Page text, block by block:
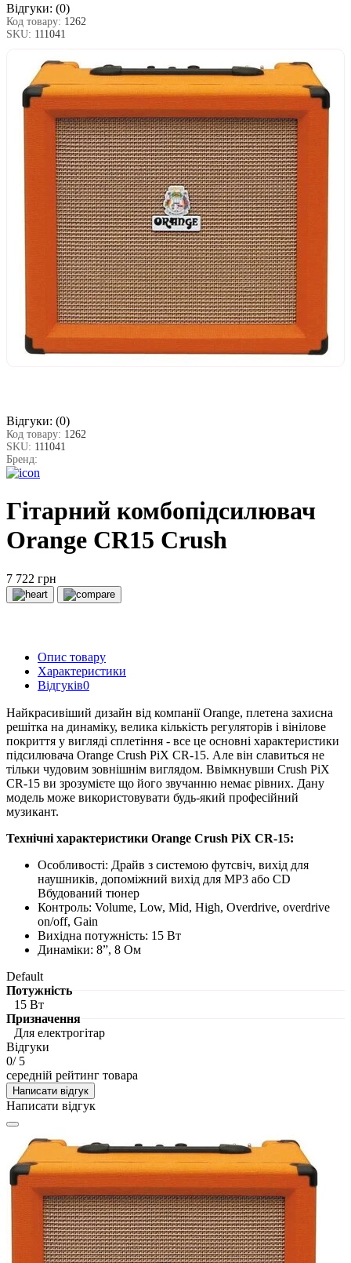
Відгуки: (0)
Код товару: 1262
SKU: 111041
Відгуки: (0)
Код товару: 1262
SKU: 111041
Бренд:
Гітарний комбопідсилювач
Orange CR15 Crush
7 722 грн
Опис товару
Характеристики
Відгуків0
Найкрасивіший дизайн від компанії Orange, плетена захисна
решітка на динаміку, велика кількість регуляторів і вінілове
покриття у вигляді сплетіння - все це основні характеристики
підсилювача Orange Crush PiX CR-15. Але він славиться не
тільки чудовим зовнішнім виглядом. Ввімкнувши Crush PiX
CR-15 ви зрозумієте що його звучанню немає рівних. Дану
модель може використовувати будь-який професійний
музикант.
Технічні характеристики Orange Crush PiX CR-15:
Особливості: Драйв з системою футсвіч, вихід для
наушників, допоміжний вихід для MP3 або CD
Вбудований тюнер
Контроль: Volume, Low, Mid, High, Overdrive, overdrive
on/off, Gain
Вихідна потужність: 15 Вт
Динаміки: 8”, 8 Ом
Default
Потужність
15 Вт
Призначення
Для електрогітар
Відгуки
0/ 5
середній рейтинг товара
Написати відгук
Написати відгук